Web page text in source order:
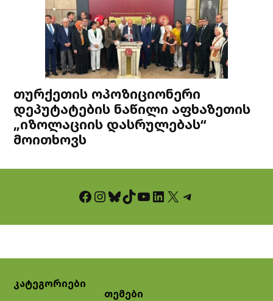
თურქეთის ოპოზიციონერი
დეპუტატების ნაწილი აფხაზეთის
„იზოლაციის დასრულებას“
მოითხოვს
Facebook InstagramBluesky TikTok YouTube LinkedIn X Telegram
კატეგორიები
თემები